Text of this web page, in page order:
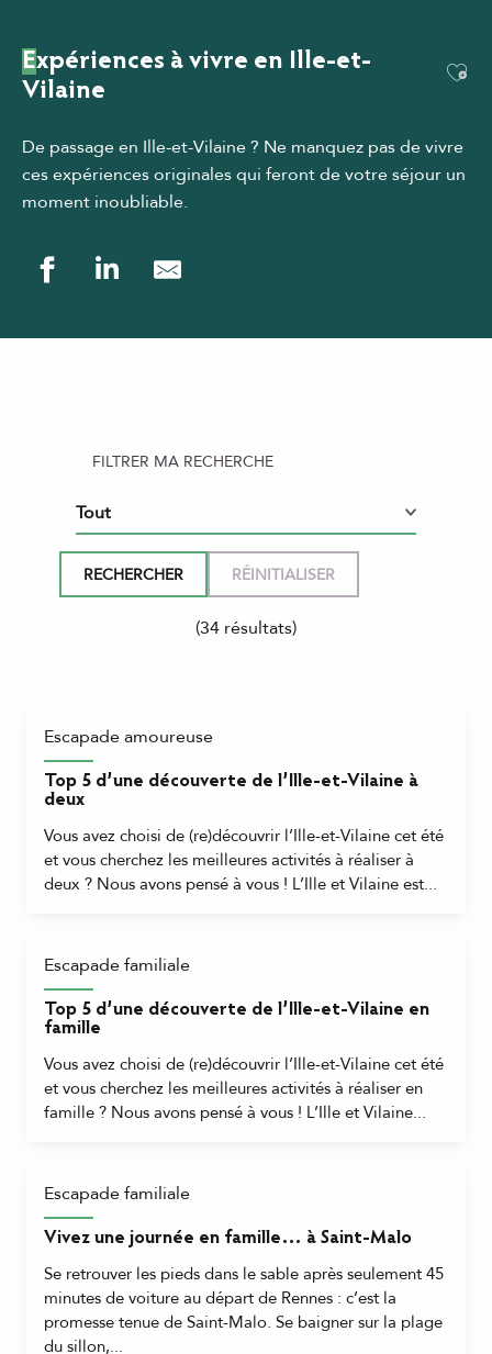
Expériences à vivre en Ille-et-
Vilaine
De passage en Ille-et-Vilaine ? Ne manquez pas de vivre
ces expériences originales qui feront de votre séjour un
moment inoubliable.
FILTRER MA RECHERCHE
(34 résultats)
Escapade amoureuse
Top 5 d’une découverte de l’Ille-et-Vilaine à
deux
Vous avez choisi de (re)découvrir l’Ille-et-Vilaine cet été
et vous cherchez les meilleures activités à réaliser à
deux ? Nous avons pensé à vous ! L’Ille et Vilaine est...
Escapade familiale
Top 5 d’une découverte de l’Ille-et-Vilaine en
famille
Vous avez choisi de (re)découvrir l’Ille-et-Vilaine cet été
et vous cherchez les meilleures activités à réaliser en
famille ? Nous avons pensé à vous ! L’Ille et Vilaine...
Escapade familiale
Vivez une journée en famille… à Saint-Malo
Se retrouver les pieds dans le sable après seulement 45
minutes de voiture au départ de Rennes : c’est la
promesse tenue de Saint-Malo. Se baigner sur la plage
du sillon,...